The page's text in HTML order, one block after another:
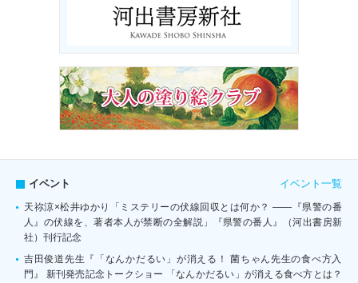
イベント イベント一覧
天祢涼×松井ゆかり「ミステリーの伏線回収とは何か？ ――『県警の番
人』の伏線を、著者本人が禁断の全解説」『県警の番人』（河出書房新
社）刊行記念
吉田俊道先生『「なんかだるい」が消える！ 菌ちゃん先生の食べ方入
門』 新刊発売記念トークショー 「なんかだるい」が消える食べ方とは？